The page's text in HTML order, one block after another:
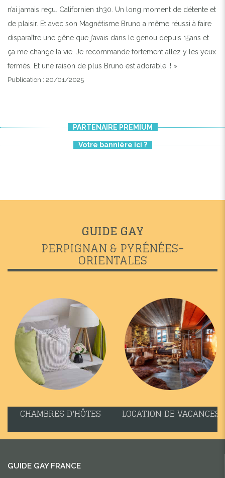
n’ai jamais reçu. Californien 1h30. Un long moment de détente et
de plaisir. Et avec son Magnétisme Bruno a même réussi à faire
disparaître une gêne que j’avais dans le genou depuis 15ans et
ça me change la vie. Je recommande fortement allez y les yeux
fermés. Et une raison de plus Bruno est adorable !! »
Publication : 20/01/2025
PARTENAIRE PREMIUM
Votre bannière ici ?
GUIDE GAY
PERPIGNAN & PYRÉNÉES-
ORIENTALES
CHAMBRES D'HÔTES LOCATION DE VACANCES
GUIDE GAY FRANCE